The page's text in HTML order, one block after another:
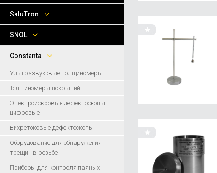
SaluTron
SNOL
Сonstanta
Ультразвуковые толщиномеры
Толщиномеры покрытий
Электроискровые дефектоскопы
цифровые
Вихретоковые дефектоскопы
Оборудование для обнаружения
трещин в резьбе
Приборы для контроля паяных